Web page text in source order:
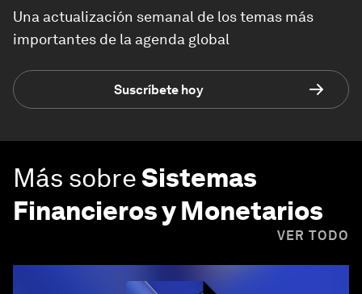
Una actualización semanal de los temas más
importantes de la agenda global
Suscríbete hoy
Más sobreSistemas
Financieros y Monetarios
VER TODO